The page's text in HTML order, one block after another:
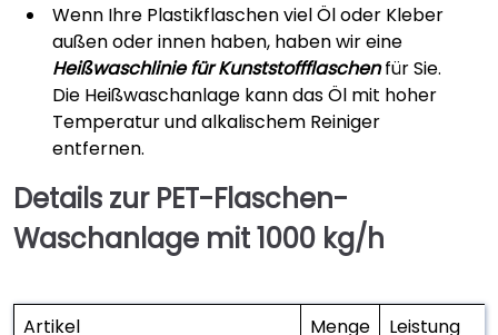
Wenn Ihre Plastikflaschen viel Öl oder Kleber
außen oder innen haben, haben wir eine
Heißwaschlinie für Kunststoffflaschenfür Sie.
Die Heißwaschanlage kann das Öl mit hoher
Temperatur und alkalischem Reiniger
entfernen.
Details zur PET-Flaschen-
Waschanlage mit 1000 kg/h
Artikel Menge
Leistung